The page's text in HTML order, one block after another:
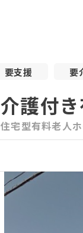
要支援 要
介護付
住宅型有料老人